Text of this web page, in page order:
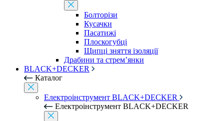
Болторізи
Кусачки
Пасатижі
Плоскогубці
Щипці зняття ізоляції
Драбини та стрем’янки
BLACK+DECKER
Каталог
Електроінструмент BLACK+DECKER
Електроінструмент BLACK+DECKER